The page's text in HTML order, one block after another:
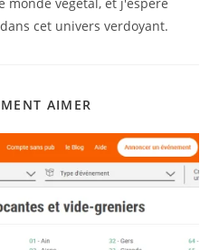
monde végétal, et j'espère
cet univers verdoyant.
AIMER